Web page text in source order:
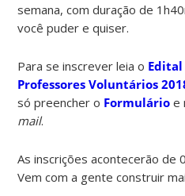
semana, com duração de
você puder e quiser.
Para se inscrever leia o Edital
Professores Voluntários
só preencher o Formulário e
mail.
As inscrições acontecerão de
Vem com a gente construir